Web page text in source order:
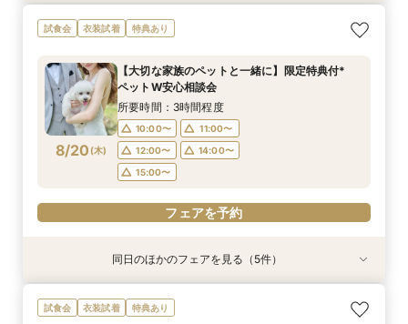
8/19(水)
【10名～におすすめ*少人数W】挙式×会食プラ
ン×おもてなし体験
10:00〜
11:00〜
12:00〜
14:00〜
15:00〜
フェアを予約
8/19(水)
【大切な家族のペットと一緒に】限定特典付*
ペットW安心相談会
10:00〜
11:00〜
12:00〜
14:00〜
15:00〜
フェアを予約
8/19(水)
＜初めての式場見学＞心躍る花嫁の第一歩♪ゆっ
たり相談＆見学会
10:00〜
11:00〜
12:00〜
14:00〜
15:00〜
フェアを予約
8/19(水)
【遠方の方◎オンライン相談会】スマホで簡単！
豪華5大特典付き
10:00〜
11:00〜
12:00〜
14:00〜
15:00〜
フェアを予約
試食会 衣装試着 特典あり
8/20 (木)
【大切な家族のペットと一緒に】限定特典付*
ペットW安心相談会
所要時間：3時間程度
10:00〜
11:00〜
12:00〜
14:00〜
15:00〜
フェアを予約
特典あり
【10名～におすすめ*少人数W】挙式×会食プラ
ン×おもてなし体験
衣装試着 特典あり
【大切な家族のペットと一緒に】限定特典付*
ペットW安心相談会
衣装試着 特典あり
＜初めての式場見学＞心躍る花嫁の第一歩♪ゆっ
たり相談＆見学会
【遠方の方◎オンライン相談会】スマホで簡単！
豪華5大特典付き
衣装試着 特典あり
マイナビ★木曜限定★貸切邸宅で演出体験♪凱旋
門フォト＆口コミ◎絶品試食
同日のほかのフェアを見る（5件）
試食会 衣装試着 特典あり